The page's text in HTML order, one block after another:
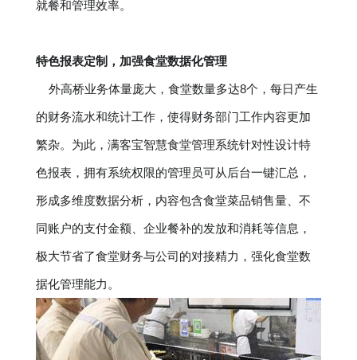
就餐和管理效率。
特色报表定制，加强食堂数据化管理
外高桥业务体量庞大，食堂数量多达8个，每日产生
的财务流水和统计工作，使得财务部门工作内容更加
繁杂。为此，满客宝智慧食堂管理系统针对性设计特
色报表，拥有系统权限的管理员可从后台一键汇总，
形成多维度数据分析，内容包含食堂菜品销售量、不
同账户的支付金额、企业餐补的发放和消耗等信息，
极大节省了食堂财务与公司的对接精力，强化食堂数
据化管理能力。